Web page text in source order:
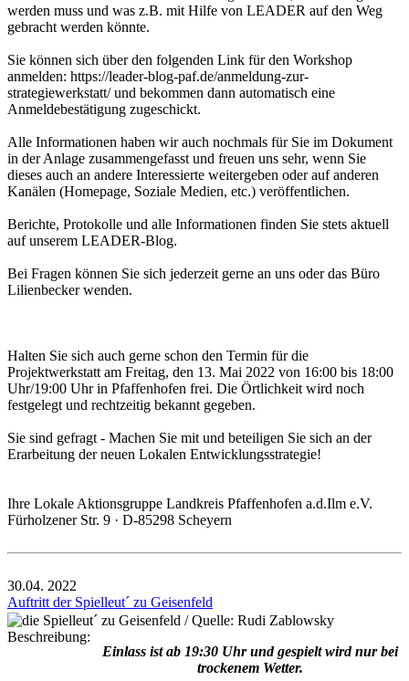
werden muss und was z.B. mit Hilfe von LEADER auf den Weg
gebracht werden könnte.
Sie können sich über den folgenden Link für den Workshop
anmelden: https://leader-blog-paf.de/anmeldung-zur-
strategiewerkstatt/ und bekommen dann automatisch eine
Anmeldebestätigung zugeschickt.
Alle Informationen haben wir auch nochmals für Sie im Dokument
in der Anlage zusammengefasst und freuen uns sehr, wenn Sie
dieses auch an andere Interessierte weitergeben oder auf anderen
Kanälen (Homepage, Soziale Medien, etc.) veröffentlichen.
Berichte, Protokolle und alle Informationen finden Sie stets aktuell
auf unserem LEADER-Blog.
Bei Fragen können Sie sich jederzeit gerne an uns oder das Büro
Lilienbecker wenden.
Halten Sie sich auch gerne schon den Termin für die
Projektwerkstatt am Freitag, den 13. Mai 2022 von 16:00 bis 18:00
Uhr/19:00 Uhr in Pfaffenhofen frei. Die Örtlichkeit wird noch
festgelegt und rechtzeitig bekannt gegeben.
Sie sind gefragt - Machen Sie mit und beteiligen Sie sich an der
Erarbeitung der neuen Lokalen Entwicklungsstrategie!
Ihre Lokale Aktionsgruppe Landkreis Pfaffenhofen a.d.Ilm e.V.
Fürholzener Str. 9 · D-85298 Scheyern
30.04. 2022
Auftritt der Spielleut´ zu Geisenfeld
Beschreibung:
Einlass ist ab 19:30 Uhr und gespielt wird nur bei
trockenem Wetter.